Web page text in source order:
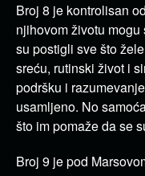
Broj 8 je kontrolisan
njihovom životu
su postigli sve što
sreću, rutinski život i
podršku i
usamljeno. No
što im pomaže da se
Broj 9 je pod